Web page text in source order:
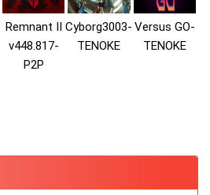
Remnant II
v448.817-
P2P
Cyborg3003-
TENOKE
Versus GO-
TENOKE